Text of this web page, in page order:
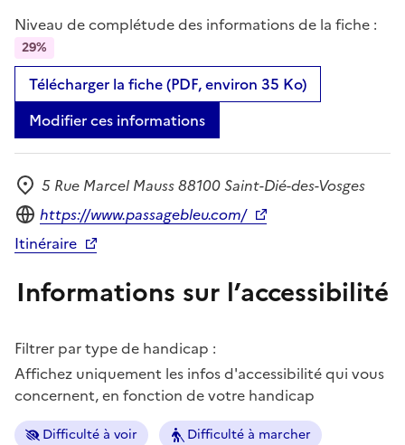
Niveau de complétude des informations de la fiche :
29%
Télécharger la fiche (PDF, environ 35 Ko)
Modifier ces informations
Adresse
5 Rue Marcel Mauss 88100 Saint-Dié-des-Vosges
Site internet
https://www.passagebleu.com/
Itinéraire
Informations sur l’accessibilité
Filtrer par type de handicap :
Affichez uniquement les infos d'accessibilité qui vous
concernent, en fonction de votre handicap
Difficulté à voir Difficulté à marcher